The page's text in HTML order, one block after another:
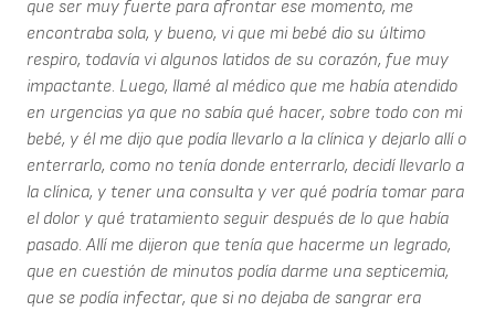
que ser muy fuerte para afrontar ese momento, me
encontraba sola, y bueno, vi que mi bebé dio su último
respiro, todavía vi algunos latidos de su corazón, fue muy
impactante. Luego, llamé al médico que me había atendido
en urgencias ya que no sabía qué hacer, sobre todo con mi
bebé, y él me dijo que podía llevarlo a la clínica y dejarlo allí o
enterrarlo, como no tenía donde enterrarlo, decidí llevarlo a
la clínica, y tener una consulta y ver qué podría tomar para
el dolor y qué tratamiento seguir después de lo que había
pasado. Allí me dijeron que tenía que hacerme un legrado,
que en cuestión de minutos podía darme una septicemia,
que se podía infectar, que si no dejaba de sangrar era